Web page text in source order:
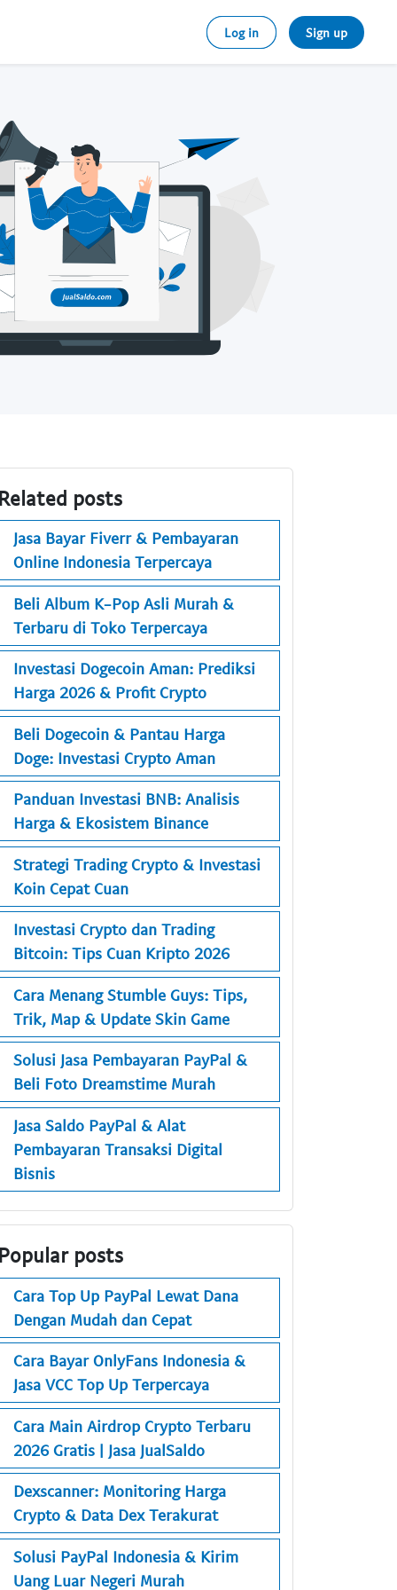
Log in Sign up
posts
Jasa Bayar Fiverr & Pembayaran
Online Indonesia Terpercaya
Beli Album K-Pop Asli Murah &
Terbaru di Toko Terpercaya
Investasi Dogecoin Aman: Prediksi
Harga 2026 & Profit Crypto
Beli Dogecoin & Pantau Harga
Doge: Investasi Crypto Aman
Panduan Investasi BNB: Analisis
Harga & Ekosistem Binance
Strategi Trading Crypto & Investasi
Koin Cepat Cuan
Investasi Crypto dan Trading
Bitcoin: Tips Cuan Kripto 2026
Cara Menang Stumble Guys: Tips,
Trik, Map & Update Skin Game
Solusi Jasa Pembayaran PayPal &
Beli Foto Dreamstime Murah
Jasa Saldo PayPal & Alat
Pembayaran Transaksi Digital
Bisnis
posts
Cara Top Up PayPal Lewat Dana
Dengan Mudah dan Cepat
Cara Bayar OnlyFans Indonesia &
Jasa VCC Top Up Terpercaya
Cara Main Airdrop Crypto Terbaru
2026 Gratis | Jasa JualSaldo
Dexscanner: Monitoring Harga
Crypto & Data Dex Terakurat
Solusi PayPal Indonesia & Kirim
Uang Luar Negeri Murah